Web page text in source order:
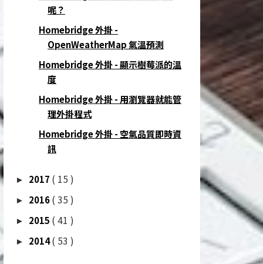
呢？
Homebridge 外掛 -
OpenWeatherMap 氣溫預測
Homebridge 外掛 - 顯示樹莓派的溫
度
Homebridge 外掛 - 用瀏覽器就能管
理外掛程式
Homebridge 外掛 - 空氣品質即時資
訊
► 2017 ( 15 )
► 2016( 35 )
► 2015 ( 41 )
► 2014( 53 )